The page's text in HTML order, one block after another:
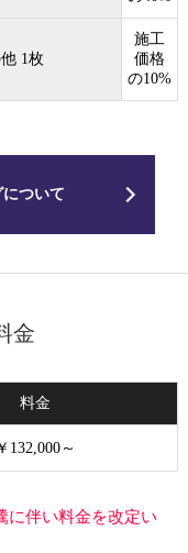
1枚
施工
価格
の10%
ついて
金
料金
132,000～
に伴い料金を改定い